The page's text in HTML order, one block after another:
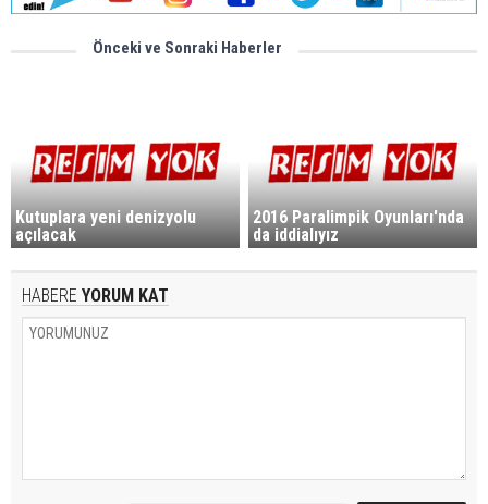
Önceki ve Sonraki Haberler
Kutuplara yeni denizyolu
açılacak
2016 Paralimpik Oyunları'nda
da iddialıyız
HABERE YORUM KAT